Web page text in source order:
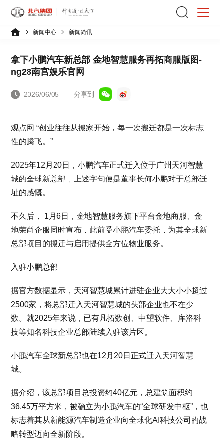
新闻中心 新闻简讯
拿下小鹏汽车新总部 金地智慧服务再拓商服版图-
ng28南宫娱乐官网
2026/06/05 分享到
观点网 “创业往往从搬家开始，每一次搬迁都是一次标志
性的腾飞。”
2025年12月20日，小鹏汽车正式迁入位于广州天河智慧
城的全球新总部，上述字句便是董事长何小鹏对于总部迁
址的感慨。
不久后， 1月6日，金地智慧服务旗下平台金地商服、金
地荣尚企服同时宣布，此前受小鹏汽车委托，为其全球新
总部项目的搬迁与启用提供全方位物业服务。
入驻小鹏总部
据官方数据显示，天河智慧城累计进驻企业大大小小超过
2500家，将总部迁入天河智慧城的头部企业也不在少
数。就2025年来说，已有凡拓数创、中望软件、库洛科
技等知名科技企业总部陆续入驻该片区。
小鹏汽车全球新总部也在12月20日正式迁入天河智慧
城。
据介绍，该总部项目总投资约40亿元，总建筑面积约
36.45万平方米，被确立为小鹏汽车的“全球研发中枢”，也
标志着其从新能源汽车制造企业向全球化AI科技公司的战
略转型迈向全新阶段。